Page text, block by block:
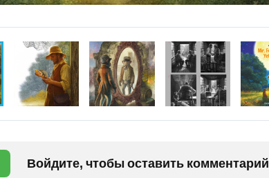
Войдите, чтобы оставить комментарий